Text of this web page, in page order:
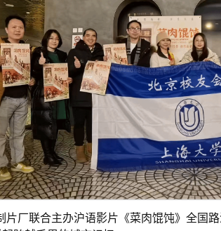
片厂联合主办沪语影片《菜肉馄饨》全国